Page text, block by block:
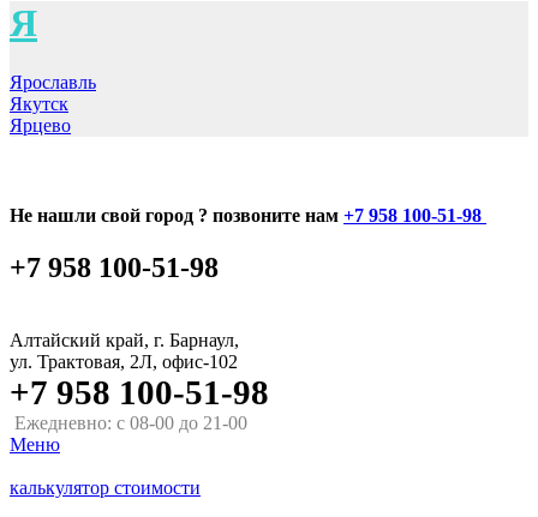
Я
Ярославль
Якутск
Ярцево
Не нашли свой город ? позвоните нам +7 958 100-51-98
+7 958 100-51-98
Алтайский край, г. Барнаул,
ул. Трактовая, 2Л, офис-102
+7 958 100-51-98
Ежедневно: с 08-00 до 21-00
Меню
калькулятор стоимости